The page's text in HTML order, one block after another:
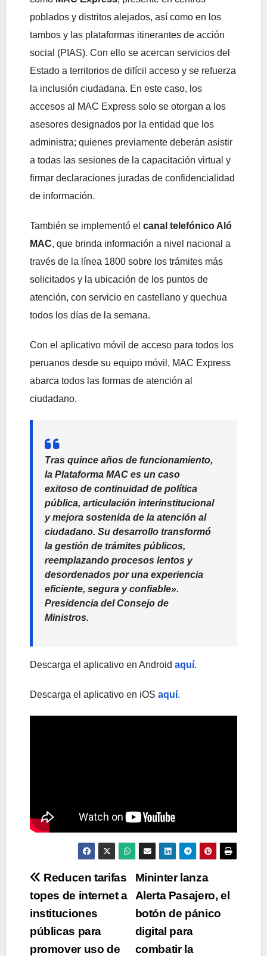
poblados y distritos alejados, así como en los
tambos y las plataformas itinerantes de acción
social (PIAS). Con ello se acercan servicios del
Estado a territorios de difícil acceso y se refuerza
la inclusión ciudadana. En este caso, los
accesos al MAC Express solo se otorgan a los
asesores designados por la entidad que los
administra; quienes previamente deberán asistir
a todas las sesiones de la capacitación virtual y
firmar declaraciones juradas de confidencialidad
de información.
También se implementó el canal telefónico Aló
MAC, que brinda información a nivel nacional a
través de la línea 1800 sobre los trámites más
solicitados y la ubicación de los puntos de
atención, con servicio en castellano y quechua
todos los días de la semana.
Con el aplicativo móvil de acceso para todos los
peruanos desde su equipo móvil, MAC Express
abarca todos las formas de atención al
ciudadano.
Tras quince años de funcionamiento,
la Plataforma MAC es un caso
exitoso de continuidad de política
pública, articulación interinstitucional
y mejora sostenida de la atención al
ciudadano. Su desarrollo transformó
la gestión de trámites públicos,
reemplazando procesos lentos y
desordenados por una experiencia
eficiente, segura y confiable».
Presidencia del Consejo de
Ministros.
Descarga el aplicativo en Android aquí.
Descarga el aplicativo en iOS aquí.
Navegación
de
entradas
Mininter lanza
Alerta Pasajero, el
botón de pánico
digital para
combatir la
Reducen tarifas
topes de internet a
instituciones
públicas para
promover uso de